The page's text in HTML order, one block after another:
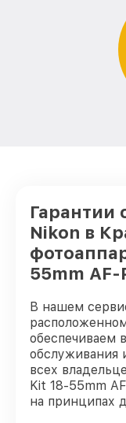
Гарантии
Nikon в
55mm AF-
В нашем
обеспечиваем
обслуживания
всех
Kit 18-55mm
на принципах